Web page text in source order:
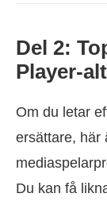
Del 2:
Player-
Om du letar
ersättare, här
Du kan få